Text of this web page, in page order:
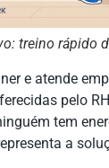
treino rápido
e atende
pelo
tem
a